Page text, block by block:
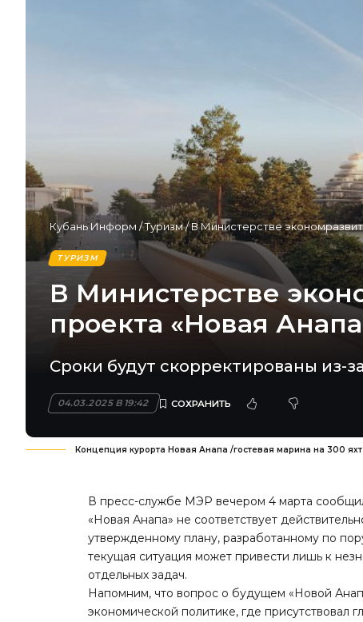
Кубань Информ /Туризм/В Министерстве
ТУРИЗМ
В Министерстве
проекта «Новая
Сроки будут скорректированы из-
04.03.2025 В 19:42
Концепция курорта Новая Анапа /гостевая марина на 300
В пресс-службе МЭР вечером 4 марта
«Новая Анапа» не соответствует
утвержденному плану, разработанному по
текущая ситуация может привести лишь к
отдельных задач.
Напомним, что вопрос о будущем «Новой
экономической политике, где